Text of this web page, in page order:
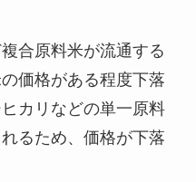
合原料米が流通する
価格がある程度下落
カリなどの単一原料
るため、価格が下落